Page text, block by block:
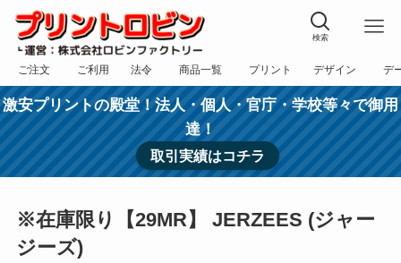
検索
ご注文
フォーム
ご利用
規約
法令
表記
商品一覧
カテゴリー
プリント
方法
デザイン
依頼
デ
入
激安プリントの殿堂！法人・個人・官庁・学校等々で御用
達！
取引実績はコチラ
※在庫限り【29MR】 JERZEES (ジャー
ジーズ)